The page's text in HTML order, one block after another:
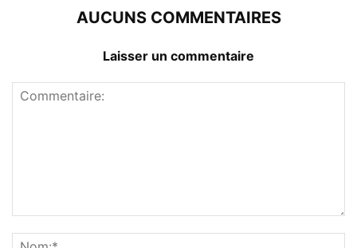
AUCUNS COMMENTAIRES
Laisser un commentaire